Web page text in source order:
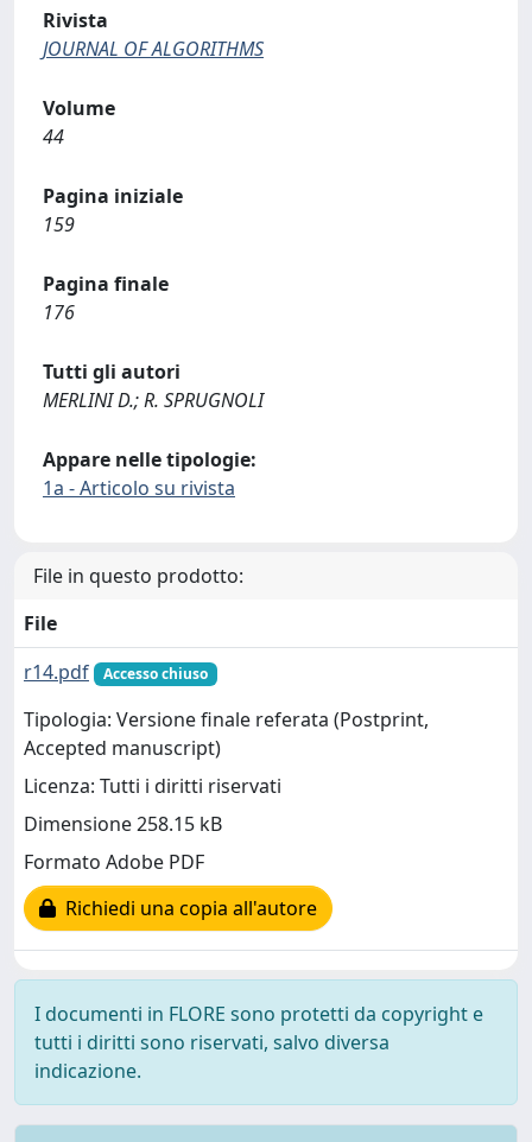
Rivista
JOURNAL OF ALGORITHMS
Volume
44
Pagina iniziale
159
Pagina finale
176
Tutti gli autori
MERLINI D.; R. SPRUGNOLI
Appare nelle tipologie:
1a - Articolo su rivista
File in questo prodotto:
File
r14.pdf
Accesso chiuso
Tipologia: Versione finale referata (Postprint,
Accepted manuscript)
Licenza: Tutti i diritti riservati
Dimensione 258.15 kB
Formato Adobe PDF
Richiedi una copia all'autore
I documenti in FLORE sono protetti da copyright e
tutti i diritti sono riservati, salvo diversa
indicazione.